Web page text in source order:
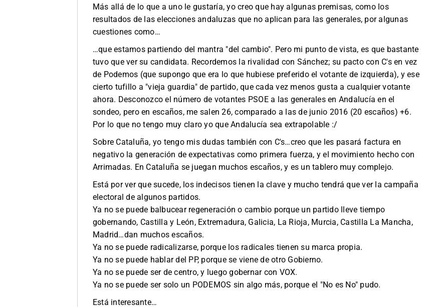
Más allá de lo que a uno le gustaría, yo creo que hay algunas premisas, como los
resultados de las elecciones andaluzas que no aplican para las generales, por algunas
cuestiones como…
…que estamos partiendo del mantra "del cambio". Pero mi punto de vista, es que bastante
tuvo que ver su candidata. Recordemos la rivalidad con Sánchez; su pacto con C's en vez
de Podemos (que supongo que era lo que hubiese preferido el votante de izquierda), y ese
cierto tufillo a "vieja guardia" de partido, que cada vez menos gusta a cualquier votante
ahora. Desconozco el número de votantes PSOE a las generales en Andalucía en el
sondeo, pero en escaños, me salen 26, comparado a las de junio 2016 (20 escaños) +6.
Por lo que no tengo muy claro yo que Andalucía sea extrapolable :/
Sobre Cataluña, yo tengo mis dudas también con C's…creo que les pasará factura en
negativo la generación de expectativas como primera fuerza, y el movimiento hecho con
Arrimadas. En Cataluña se juegan muchos escaños, y es un tablero muy complejo.
Está por ver que sucede, los indecisos tienen la clave y mucho tendrá que ver la campaña
electoral de algunos partidos.
Ya no se puede balbucear regeneración o cambio porque un partido lleve tiempo
gobernando, Castilla y León, Extremadura, Galicia, La Rioja, Murcia, Castilla La Mancha,
Madrid…dan muchos escaños.
Ya no se puede radicalizarse, porque los radicales tienen su marca propia.
Ya no se puede hablar del PP, porque se viene de otro Gobierno.
Ya no se puede ser de centro, y luego gobernar con VOX.
Ya no se puede ser solo un PODEMOS sin algo más, porque el "No es No" pudo.
Está interesante…